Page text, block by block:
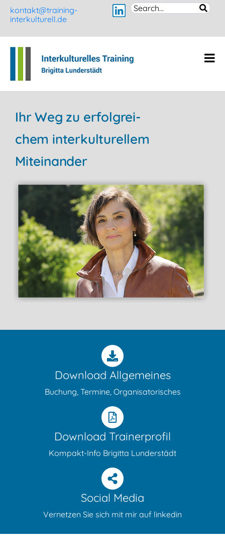
kontakt@training-
interkulturell.de
Ihr Weg zu erfolg­rei­
chem inter­kultu­rellem
Mit­ein­ander
Download Allgemeines
Buchung, Termine, Organisatorisches
Download Trainerprofil
Kompakt-Info Brigitta Lunderstädt
Social Media
Vernetzen Sie sich mit mir auf linkedin